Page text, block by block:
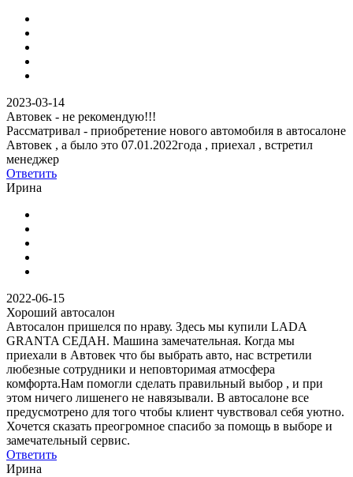
2023-03-14
Автовек - не рекомендую!!!
Рассматривал - приобретение нового автомобиля в автосалоне
Автовек , а было это 07.01.2022года , приехал , встретил
менеджер
Ответить
Ирина
2022-06-15
Хороший автосалон
Автосалон пришелся по нраву. Здесь мы купили LADA
GRANTA СЕДАН. Машина замечательная. Когда мы
приехали в Автовек что бы выбрать авто, нас встретили
любезные сотрудники и неповторимая атмосфера
комфорта.Нам помогли сделать правильный выбор , и при
этом ничего лишенего не навязывали. В автосалоне все
предусмотрено для того чтобы клиент чувствовал себя уютно.
Хочется сказать преогромное спасибо за помощь в выборе и
замечательный сервис.
Ответить
Ирина